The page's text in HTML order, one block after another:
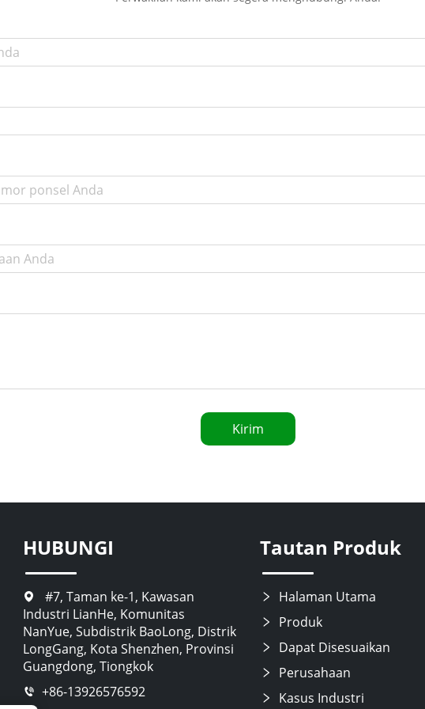
Kirim
HUBUNGI
#7, Taman ke-1, Kawasan
Industri LianHe, Komunitas
NanYue, Subdistrik BaoLong, Distrik
LongGang, Kota Shenzhen, Provinsi
Guangdong, Tiongkok
+86-13926576592
Tautan Produk
Halaman Utama
Produk
Dapat Disesuaikan
Perusahaan
Kasus Industri